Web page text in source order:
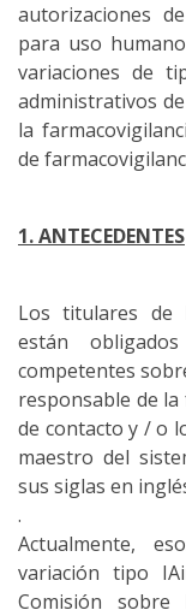
autorizaciones
para uso
variaciones de
administrativos
la
de
1. ANTECEDENTES
Los titulares de
están
competentes
responsable de
de contacto y / o
maestro del
sus siglas en
.
Actualmente,
variación tipo
Comisión